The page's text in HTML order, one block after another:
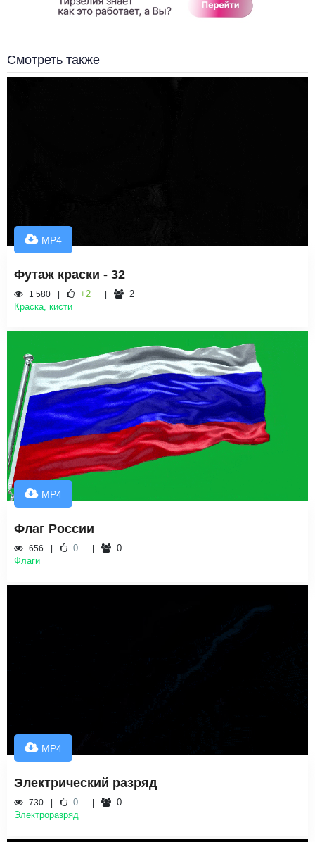
Смотреть также
MP4
Футаж краски - 32
1 580 +2
2
Краска, кисти
MP4
Флаг России
656 0
0
Флаги
MP4
Электрический разряд
730 0
0
Электроразряд